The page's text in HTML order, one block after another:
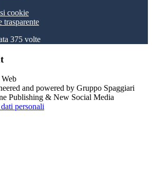
cookie
trasparente
375 volte
and powered by Gruppo Spaggiari
Publishing & New Social Media
personali